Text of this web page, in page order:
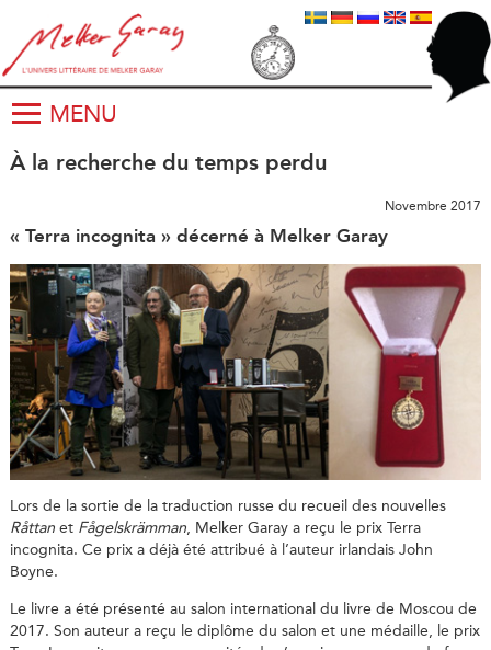
MENU
À la recherche du temps perdu
Novembre 2017
« Terra incognita » décerné à Melker Garay
Lors de la sortie de la traduction russe du recueil des nouvelles
Råttanet Fågelskrämman, Melker Garay a reçu le prix Terra
incognita. Ce prix a déjà été attribué à l’auteur irlandais John
Boyne.
Le livre a été présenté au salon international du livre de Moscou de
2017. Son auteur a reçu le diplôme du salon et une médaille, le prix